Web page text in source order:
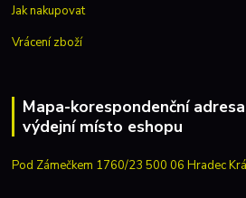
Jak nakupovat
Vrácení zboží
Mapa-korespondenční
výdejní místo eshopu
Pod Zámečkem 1760/23 500 06 Hradec